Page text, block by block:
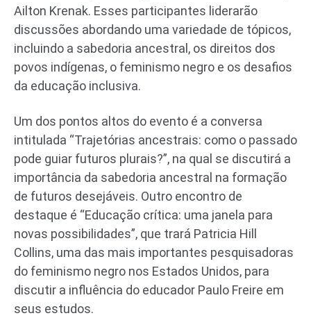
Ailton Krenak. Esses participantes liderarão
discussões abordando uma variedade de tópicos,
incluindo a sabedoria ancestral, os direitos dos
povos indígenas, o feminismo negro e os desafios
da educação inclusiva.
Um dos pontos altos do evento é a conversa
intitulada “Trajetórias ancestrais: como o passado
pode guiar futuros plurais?”, na qual se discutirá a
importância da sabedoria ancestral na formação
de futuros desejáveis. Outro encontro de
destaque é “Educação crítica: uma janela para
novas possibilidades”, que trará Patricia Hill
Collins, uma das mais importantes pesquisadoras
do feminismo negro nos Estados Unidos, para
discutir a influência do educador Paulo Freire em
seus estudos.